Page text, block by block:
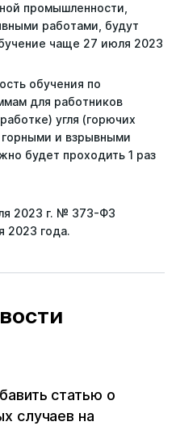
с ДВРЦОТ
промышленности,
работами, будут
чаще 27 июля 2023
обучения по
для работников
угля (горючих
и взрывными
будет проходить 1 раз
2023 г. № 373-ФЗ
2023 года.
статью о
случаев на